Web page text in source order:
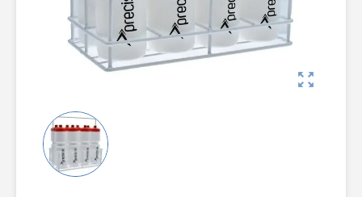
zoom_out_map